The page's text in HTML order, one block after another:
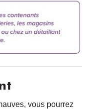
vous pourrez